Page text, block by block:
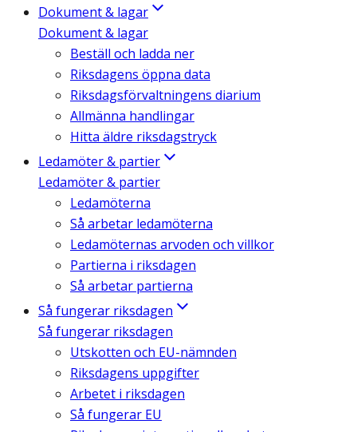
Dokument & lagar
Dokument & lagar
Beställ och ladda ner
Riksdagens öppna data
Riksdagsförvaltningens diarium
Allmänna handlingar
Hitta äldre riksdagstryck
Ledamöter & partier
Ledamöter & partier
Ledamöterna
Så arbetar ledamöterna
Ledamöternas arvoden och villkor
Partierna i riksdagen
Så arbetar partierna
Så fungerar riksdagen
Så fungerar riksdagen
Utskotten och EU-nämnden
Riksdagens uppgifter
Arbetet i riksdagen
Så fungerar EU